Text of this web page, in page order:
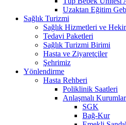
Uzaktan Eğitim
Sağlık Turizmi
Sağlık Hizmetleri ve
Tedavi Paketleri
Sağlık Turizmi Birimi
Hasta ve Ziyaretçiler
Şehrimiz
Yönlendirme
Hasta Rehberi
Poliklinik Saatleri
Anlaşmalı Kurumlar
SGK
Bağ-Kur